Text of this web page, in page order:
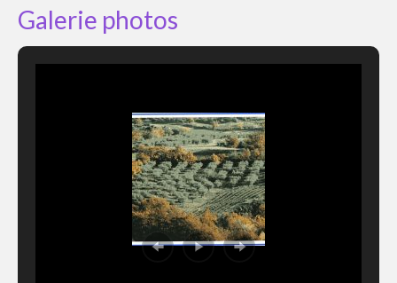
Galerie photos